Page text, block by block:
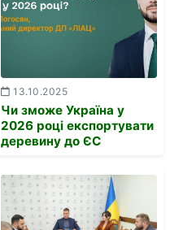
13.10.2025
Чи зможе Україна у
2026 році експортувати
деревину до ЄС